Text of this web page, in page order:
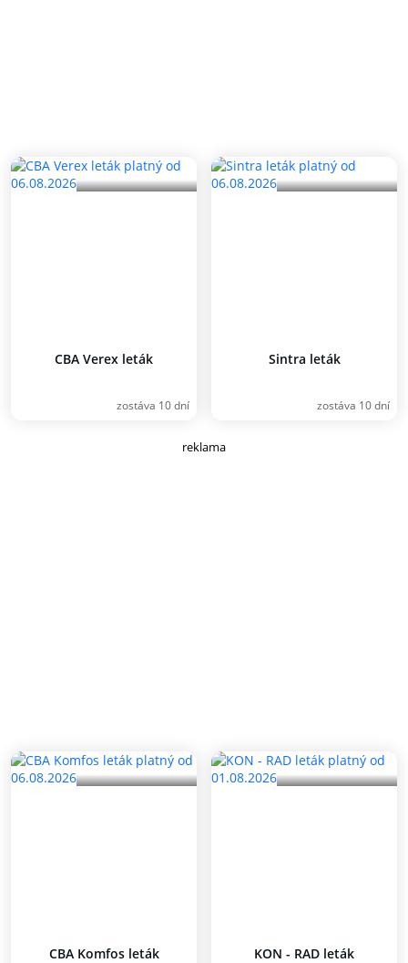
CBA Verex leták
zostáva 10 dní
Sintra leták
zostáva 10 dní
reklama
CBA Komfos leták KON - RAD leták